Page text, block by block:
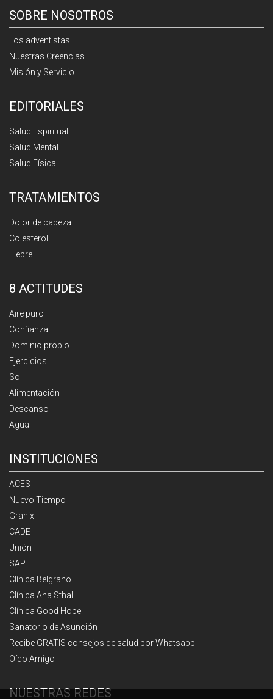
SOBRE NOSOTROS
Los adventistas
Nuestras Creencias
Misión y Servicio
EDITORIALES
Salud Espiritual
Salud Mental
Salud Física
TRATAMIENTOS
Dolor de cabeza
Colesterol
Fiebre
8 ACTITUDES
Aire puro
Confianza
Dominio propio
Ejercicios
Sol
Alimentación
Descanso
Agua
INSTITUCIONES
ACES
Nuevo Tiempo
Granix
CADE
Unión
SAP
Clínica Belgrano
Clínica Ana Sthal
Clínica Good Hope
Sanatorio de Asunción
Recibe GRATIS consejos de salud por Whatsapp
Oído Amigo
NUESTRAS REDES